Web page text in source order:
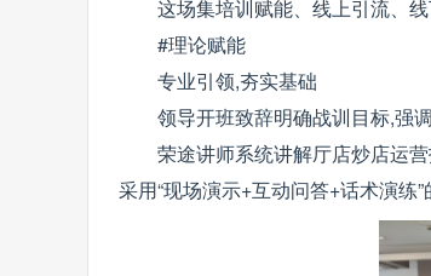
这场集培训赋能、线上引流、
#理论赋能
专业引领,夯实基础
领导开班致辞明确战训目标,强
荣途讲师系统讲解厅店炒店运
采用“现场演示+互动问答+话术演练